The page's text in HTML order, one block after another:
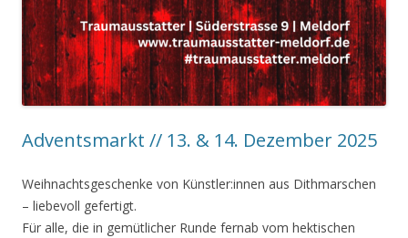
Adventsmarkt // 13. & 14. Dezember 2025
Weihnachtsgeschenke von Künstler:innen aus Dithmarschen
– liebevoll gefertigt.
Für alle, die in gemütlicher Runde fernab vom hektischen